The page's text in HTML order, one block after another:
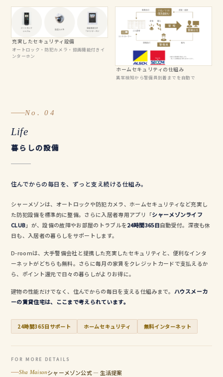
充実したセキュリティ設備
オートロック・防犯カメラ・録画機能付きイ
ンターホン
ホームセキュリティの仕組み
異常検知から警備員到着までを自動で
No. 04
Life
暮らしの設備
住んでからの毎日を、ずっと支え続ける仕組み。
シャーメゾンは、オートロックや防犯カメラ、ホームセキュリティなど充実し
た防犯設備を標準的に整備。さらに入居者専用アプリ「シャーメゾンライフ
CLUB」が、設備の故障やお部屋のトラブルを24時間365日自動受付。深夜も休
日も、入居者の暮らしをサポートします。
D-roomは、大手警備会社と提携した充実したセキュリティと、便利なインタ
ーネットがどちらも無料。さらに毎月の家賃をクレジットカードで支払えるか
ら、ポイント還元で日々の暮らしがよりお得に。
建物の性能だけでなく、住んでからの毎日を支える仕組みまで。 ハウスメーカ
ーの賃貸住宅は、ここまで考えられています。
24時間365日サポート ホームセキュリティ 無料インターネット
FOR MORE DETAILS
Sha Maisonシャーメゾン公式 — 生活提案